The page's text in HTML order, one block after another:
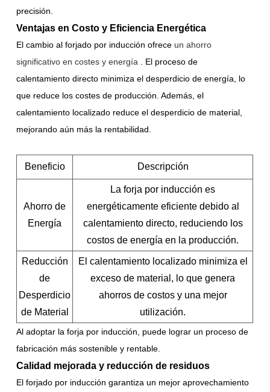
precisión.
Ventajas en Costo y Eficiencia Energética
El cambio al forjado por inducción ofrece un ahorro
significativo en costes y energía
. El proceso de
calentamiento directo minimiza el desperdicio de energía, lo
que reduce los costes de producción. Además, el
calentamiento localizado reduce el desperdicio de material,
mejorando aún más la rentabilidad.
Beneficio Descripción
Ahorro de
Energía
La forja por inducción es
energéticamente eficiente debido al
calentamiento directo, reduciendo los
costos de energía en la producción.
Reducción
de
Desperdicio
de Material
El calentamiento localizado minimiza el
exceso de material, lo que genera
ahorros de costos y una mejor
utilización.
Al adoptar la forja por inducción, puede lograr un proceso de
fabricación más sostenible y rentable.
Calidad mejorada y reducción de residuos
El forjado por inducción garantiza un mejor aprovechamiento